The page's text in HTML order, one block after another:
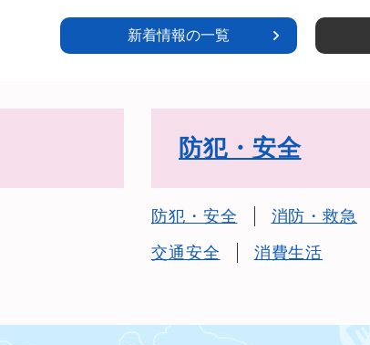
新着情報の一覧
防犯・安全
防犯・安全
消防・救急
交通安全
消費生活